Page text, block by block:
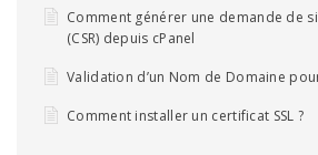
Comment générer une demande de
(CSR) depuis cPanel
Validation d’un Nom de Domaine
Comment installer un certificat SSL ?